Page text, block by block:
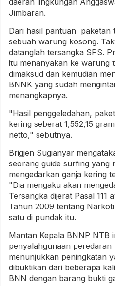
Jimbaran.
Dari hasil pantuan, paketan
sebuah warung kosong.
datanglah tersangka SPS.
itu menanyakan ke warung
dimaksud dan kemudian
BNNK yang sudah
menangkapnya.
"Hasil penggeledahan,
kering seberat 1,552,15
netto," sebutnya.
Brigjen Sugianyar
seorang guide surfing yang
mengedarkan ganja kering
"Dia mengaku akan
Tersangka dijerat Pasal 111
Tahun 2009 tentang
satu di pundak itu.
Mantan Kepala BNNP NTB
penyalahgunaan peredaran
menunjukkan peningkatan
dibuktikan dari beberapa
BNN dengan barang bukti